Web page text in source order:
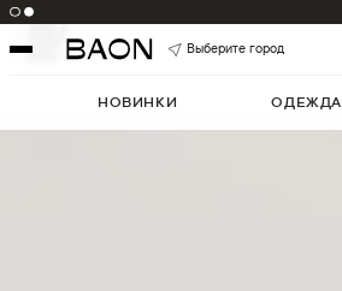
Выберите город
НОВИНКИ ОДЕЖДА
5